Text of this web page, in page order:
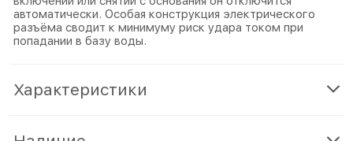
автоматически. Особая конструкция электрического
разъёма сводит к минимуму риск удара током при
попадании в базу воды.
Характеристики